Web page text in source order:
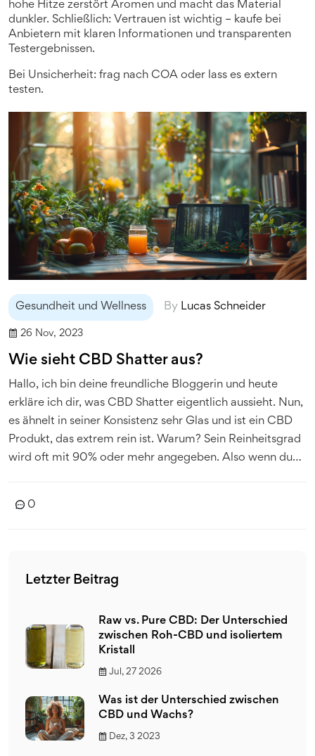
hohe Hitze zerstört Aromen und macht das Material
dunkler. Schließlich: Vertrauen ist wichtig – kaufe bei
Anbietern mit klaren Informationen und transparenten
Testergebnissen.
Bei Unsicherheit: frag nach COA oder lass es extern
testen.
Gesundheit und Wellness By Lucas Schneider
26 Nov, 2023
Wie sieht CBD Shatter aus?
Hallo, ich bin deine freundliche Bloggerin und heute
erkläre ich dir, was CBD Shatter eigentlich aussieht. Nun,
es ähnelt in seiner Konsistenz sehr Glas und ist ein CBD
Produkt, das extrem rein ist. Warum? Sein Reinheitsgrad
wird oft mit 90% oder mehr angegeben. Also wenn du
mir in die faszinierende Welt der CBD Produkte ein.
0
Letzter Beitrag
Raw vs. Pure CBD: Der Unterschied
zwischen Roh-CBD und isoliertem
Kristall
Jul, 27 2026
Was ist der Unterschied zwischen
CBD und Wachs?
Dez, 3 2023